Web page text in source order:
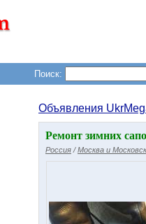
Поиск:
Объявления
Ремонт зимних
Россия /Москва и